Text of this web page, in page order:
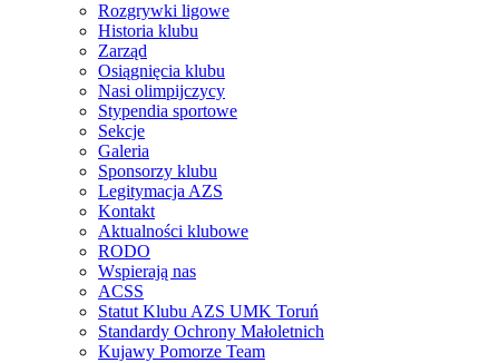
Rozgrywki ligowe
Historia klubu
Zarząd
Osiągnięcia klubu
Nasi olimpijczycy
Stypendia sportowe
Sekcje
Galeria
Sponsorzy klubu
Legitymacja AZS
Kontakt
Aktualności klubowe
RODO
Wspierają nas
ACSS
Statut Klubu AZS UMK Toruń
Standardy Ochrony Małoletnich
Kujawy Pomorze Team